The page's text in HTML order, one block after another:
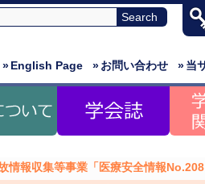
»当
»お問い合わせ
»English Page
情報収集等事業「医療安全情報